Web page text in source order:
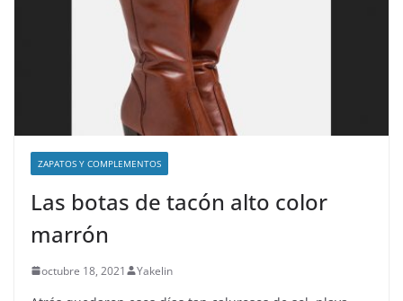
ZAPATOS Y COMPLEMENTOS
Las botas de tacón alto color
marrón
octubre 18, 2021